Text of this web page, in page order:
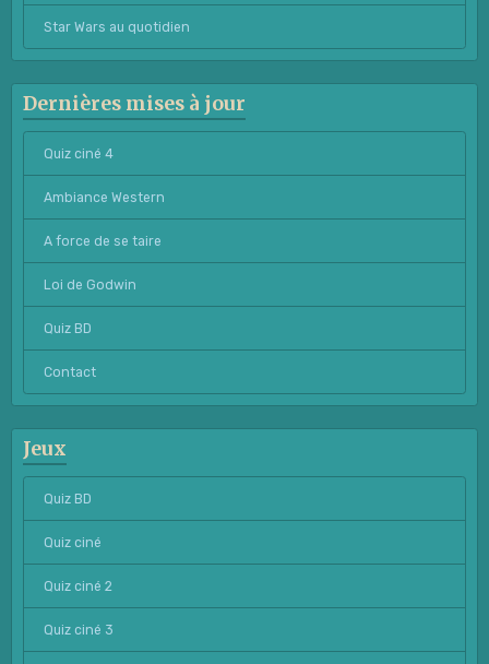
Star Wars au quotidien
Dernières mises à jour
Quiz ciné 4
Ambiance Western
A force de se taire
Loi de Godwin
Quiz BD
Contact
Jeux
Quiz BD
Quiz ciné
Quiz ciné 2
Quiz ciné 3